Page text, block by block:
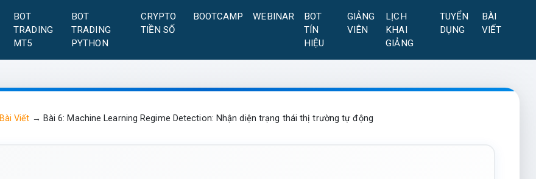
BOT
TRADING
MT5
BOT
TRADING
PYTHON
CRYPTO
TIỀN SỐ
BOOTCAMP WEBINAR
BOT
TÍN
HIỆU
GIẢNG
VIÊN
LỊCH
KHAI
GIẢNG
TUYỂN
DỤNG
BÀI
VIẾT
Bài Viết → Bài 6: Machine Learning Regime Detection: Nhận diện trạng thái thị trường tự động